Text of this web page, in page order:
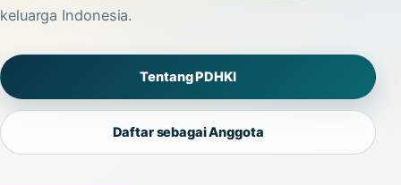
keluarga Indonesia.
Tentang PDHKI
Daftar sebagai Anggota